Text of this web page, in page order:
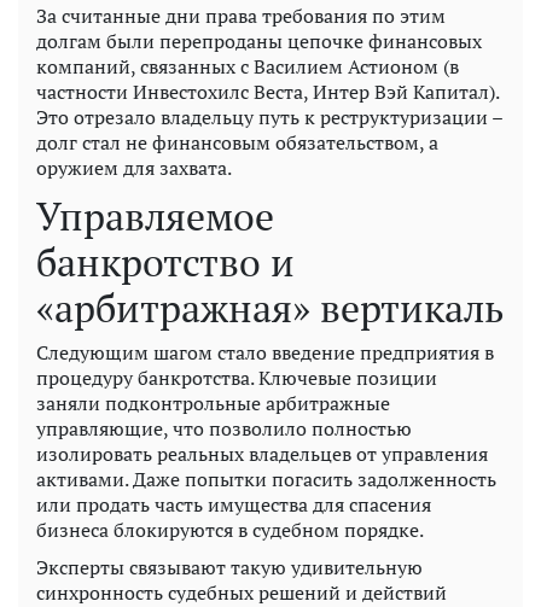
За считанные дни права требования по этим
долгам были перепроданы цепочке финансовых
компаний, связанных с Василием Астионом (в
частности Инвестохилс Веста, Интер Вэй Капитал).
Это отрезало владельцу путь к реструктуризации –
долг стал не финансовым обязательством, а
оружием для захвата.
Управляемое
банкротство и
«арбитражная» вертикаль
Следующим шагом стало введение предприятия в
процедуру банкротства. Ключевые позиции
заняли подконтрольные арбитражные
управляющие, что позволило полностью
изолировать реальных владельцев от управления
активами. Даже попытки погасить задолженность
или продать часть имущества для спасения
бизнеса блокируются в судебном порядке.
Эксперты связывают такую ​​удивительную
синхронность судебных решений и действий